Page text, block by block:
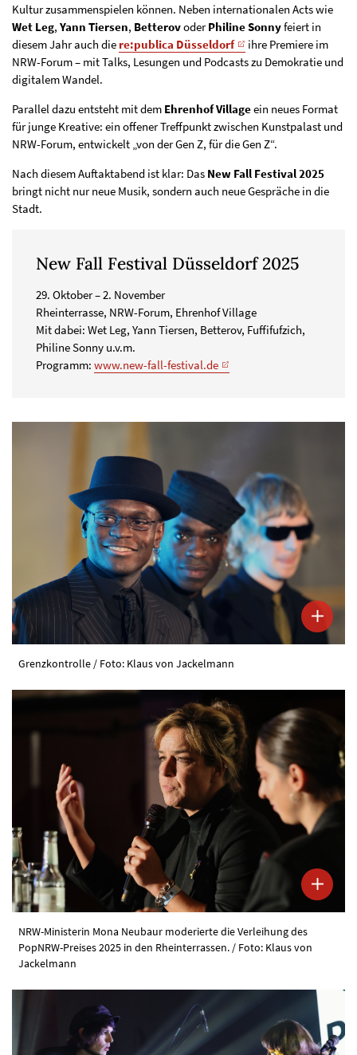
Kultur zusammenspielen können. Neben internationalen Acts wie
Wet Leg, Yann Tiersen, BetterovoderPhiline Sonnyfeiert in
diesem Jahr auch die re:publica Düsseldorf
ihre Premiere im
NRW-Forum – mit Talks, Lesungen und Podcasts zu Demokratie und
digitalem Wandel.
Parallel dazu entsteht mit dem Ehrenhof Villageein neues Format
für junge Kreative: ein offener Treffpunkt zwischen Kunstpalast und
NRW-Forum, entwickelt „von der Gen Z, für die Gen Z“.
Nach diesem Auftaktabend ist klar: Das New Fall Festival 2025
bringt nicht nur neue Musik, sondern auch neue Gespräche in die
Stadt.
New Fall Festival Düsseldorf 2025
29. Oktober – 2. November
Rheinterrasse, NRW-Forum, Ehrenhof Village
Mit dabei: Wet Leg, Yann Tiersen, Betterov, Fuffifufzich,
Philine Sonny u.v.m.
Programm: www.new-fall-festival.de
Grenzkontrolle / Foto: Klaus von Jackelmann
NRW-Ministerin Mona Neubaur moderierte die Verleihung des
PopNRW-Preises 2025 in den Rheinterrassen. / Foto: Klaus von
Jackelmann